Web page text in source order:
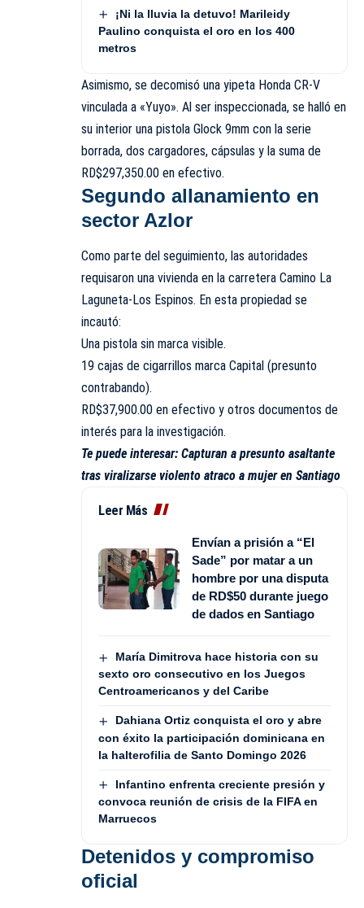
¡Ni la lluvia la detuvo! Marileidy
Paulino conquista el oro en los 400
metros
Asimismo, se decomisó una yipeta Honda CR-V
vinculada a «Yuyo». Al ser inspeccionada, se halló en
su interior una pistola Glock 9mm con la serie
borrada, dos cargadores, cápsulas y la suma de
RD$297,350.00 en efectivo.
Segundo allanamiento en
sector Azlor
Como parte del seguimiento, las autoridades
requisaron una vivienda en la carretera Camino La
Laguneta-Los Espinos. En esta propiedad se
incautó:
Una pistola sin marca visible.
19 cajas de cigarrillos marca Capital (presunto
contrabando).
RD$37,900.00 en efectivo y otros documentos de
interés para la investigación.
Te puede interesar: Capturan a presunto asaltante
tras viralizarse violento atraco a mujer en Santiago
Leer Más
Envían a prisión a “El
Sade” por matar a un
hombre por una disputa
de RD$50 durante juego
de dados en Santiago
María Dimitrova hace historia con su
sexto oro consecutivo en los Juegos
Centroamericanos y del Caribe
Dahiana Ortiz conquista el oro y abre
con éxito la participación dominicana en
la halterofilia de Santo Domingo 2026
Infantino enfrenta creciente presión y
convoca reunión de crisis de la FIFA en
Marruecos
Detenidos y compromiso
oficial